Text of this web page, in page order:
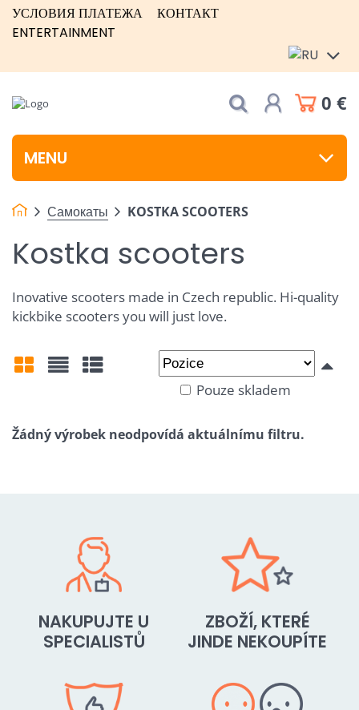
УСЛОВИЯ ПЛАТЕЖА
КОНТАКТ
ENTERTAINMENT
0 €
MENU
Самокаты KOSTKA SCOOTERS
Kostka scooters
Inovative scooters made in Czech republic. Hi-quality
kickbike scooters you will just love.
Pouze skladem
NAKUPUJTE U
SPECIALISTŮ
ZBOŽÍ, KTERÉ
JINDE NEKOUPÍTE